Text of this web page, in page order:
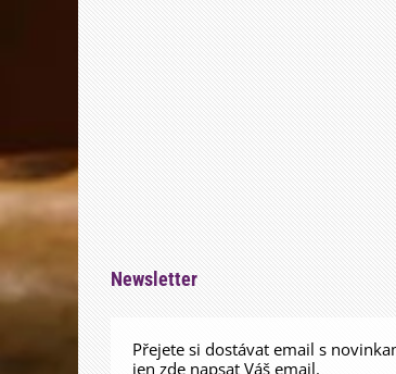
Newsletter
Přejete si dostávat email s
jen zde napsat Váš email.